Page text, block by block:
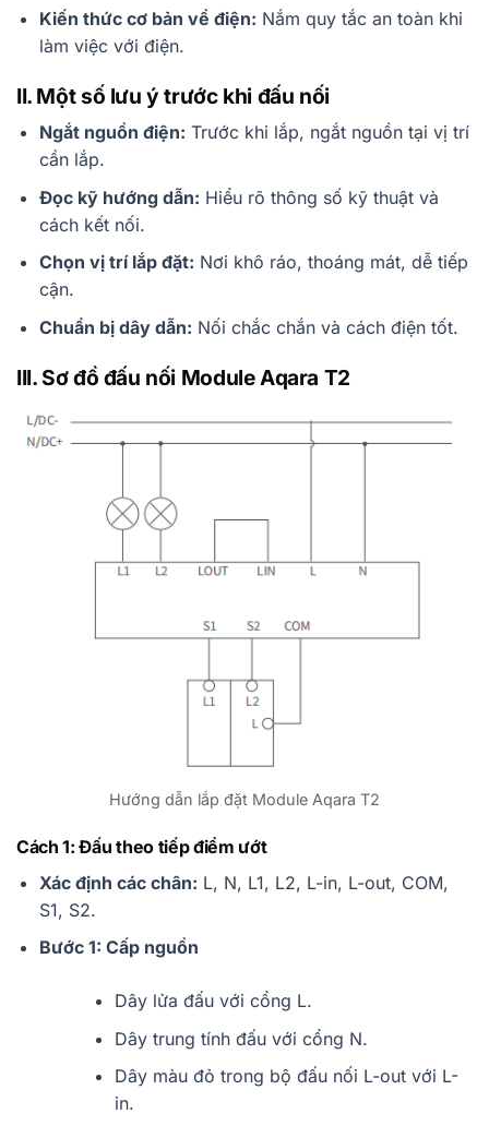
Kiến thức cơ bản về điện: Nắm quy tắc an toàn khi
làm việc với điện.
II. Một số lưu ý trước khi đấu nối
Ngắt nguồn điện: Trước khi lắp, ngắt nguồn tại vị trí
cần lắp.
Đọc kỹ hướng dẫn: Hiểu rõ thông số kỹ thuật và
cách kết nối.
Chọn vị trí lắp đặt: Nơi khô ráo, thoáng mát, dễ tiếp
cận.
Chuẩn bị dây dẫn: Nối chắc chắn và cách điện tốt.
III. Sơ đồ đấu nối Module Aqara T2
Hướng dẫn lắp đặt Module Aqara T2
Cách 1: Đấu theo tiếp điểm ướt
Xác định các chân: L, N, L1, L2, L-in, L-out, COM,
S1, S2.
Bước 1: Cấp nguồn
Dây lửa đấu với cổng L.
Dây trung tính đấu với cổng N.
Dây màu đỏ trong bộ đấu nối L-out với L-
in.